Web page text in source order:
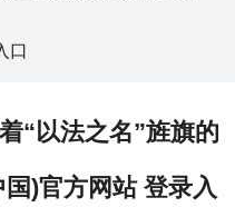
口
“以法之名”旌旗的
)官方网站 登录入